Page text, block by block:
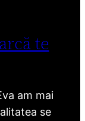
te
am mai
se